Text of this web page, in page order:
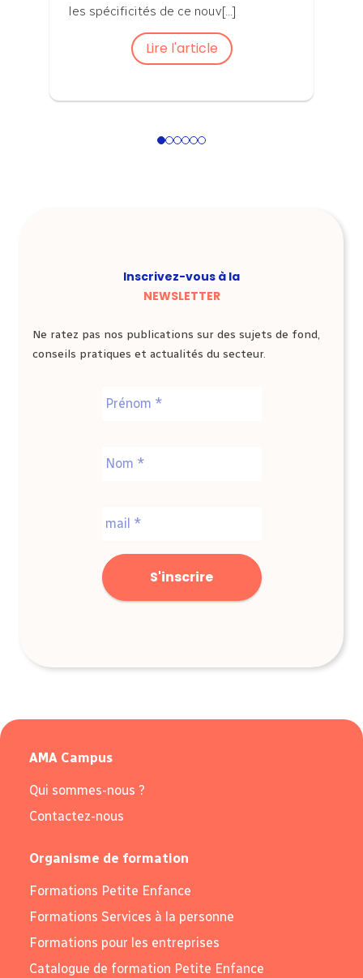
les spécificités de ce nouv[...]
Lire l'article
123456
Inscrivez-vous à la
NEWSLETTER
Ne ratez pas nos publications sur des sujets de fond,
conseils pratiques et actualités du secteur.
mail *
AMA Campus
Qui sommes-nous ?
Contactez-nous
Organisme de formation
Formations Petite Enfance
Formations Services à la personne
Formations pour les entreprises
Catalogue de formation Petite Enfance